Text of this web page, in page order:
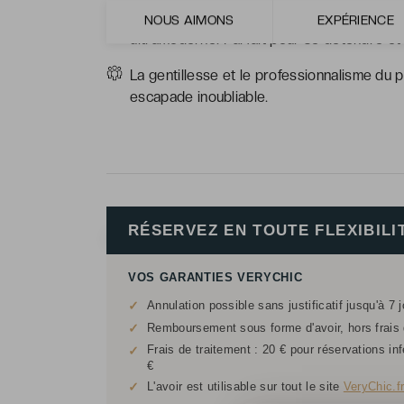
NOUS AIMONS EXPÉRIENCE
Le splendide espace spa et bien-être,
La gentillesse et le professionnalisme du
escapade inoubliable.
RÉSERVEZ EN TOUTE
VOS GARANTIES VERYCHIC
✓ Annulation possible sans justificatif jusqu'à 7
✓ Remboursement sous forme d'avoir, hors
✓
Frais de traitement : 20 € pour réservations
€
✓ L'avoir est utilisable sur tout le site VeryChic.fr